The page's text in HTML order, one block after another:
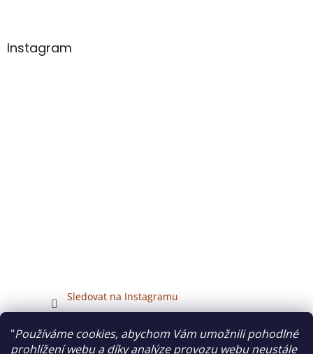
"Používáme cookies, abychom Vám umožnili pohodlné
prohlížení webu a díky analýze provozu webu neustále
Instagram
Sledovat na Instagramu
Veškerý obsah tohoto webu je chráněn autorským právem.